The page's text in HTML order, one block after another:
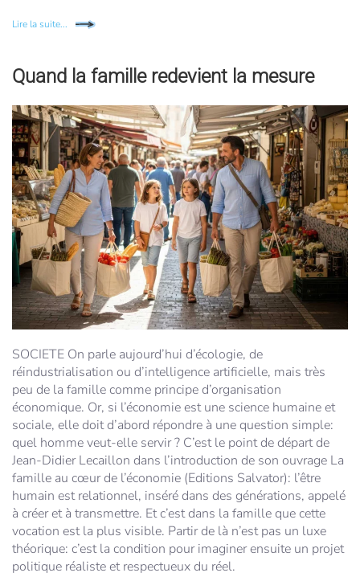
Lire la suite...
Quand la famille redevient la mesure
SOCIETE On parle aujourd’hui d’écologie, de
réindustrialisation ou d’intelligence artificielle, mais très
peu de la famille comme principe d’organisation
économique. Or, si l’économie est une science humaine et
sociale, elle doit d’abord répondre à une question simple:
quel homme veut-elle servir ? C’est le point de départ de
Jean-Didier Lecaillon dans l’introduction de son ouvrage La
famille au cœur de l’économie (Editions Salvator): l’être
humain est relationnel, inséré dans des générations, appelé
à créer et à transmettre. Et c’est dans la famille que cette
vocation est la plus visible. Partir de là n’est pas un luxe
théorique: c’est la condition pour imaginer ensuite un projet
politique réaliste et respectueux du réel.